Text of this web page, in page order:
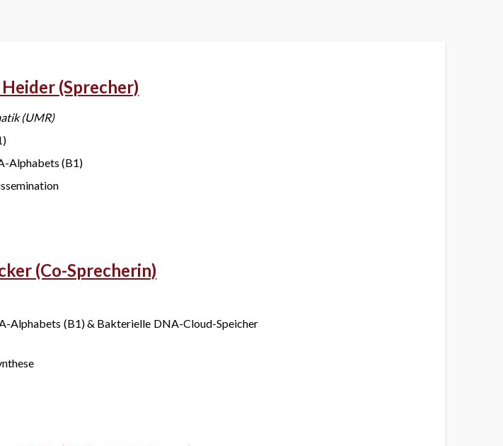
(Sprecher)
(UMR)
Alphabets (B1)
(Co-Sprecherin)
Alphabets (B1) & Bakterielle DNA-Cloud-Speicher